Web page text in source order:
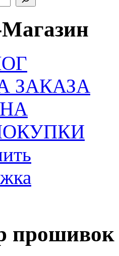
ЗАКАЗА
прошивок